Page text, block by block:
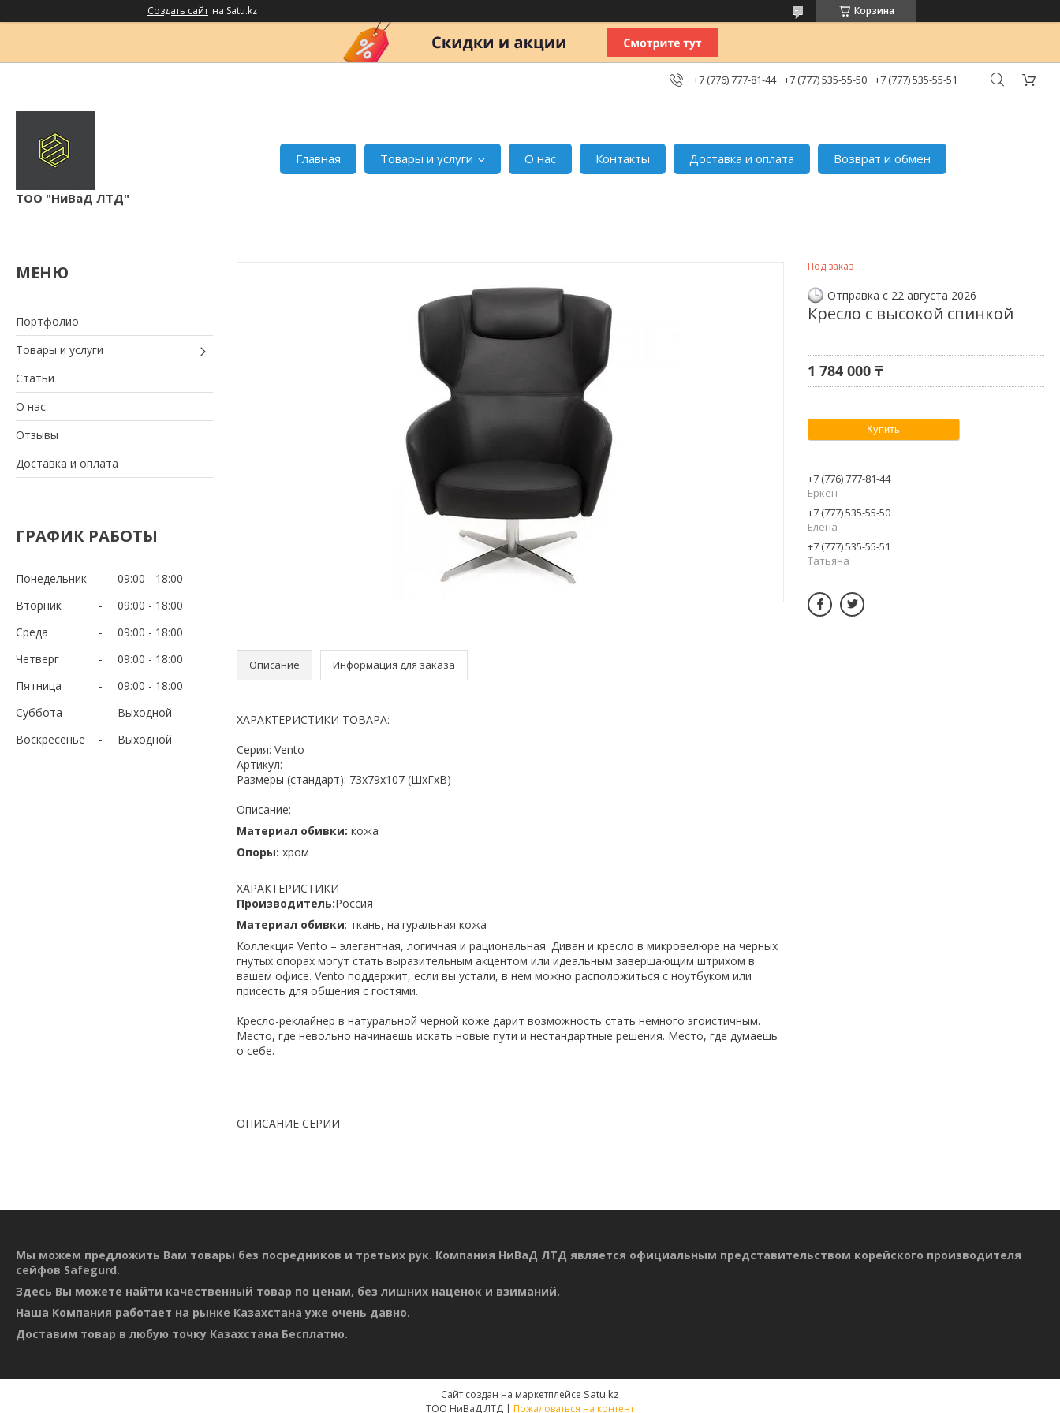
Создать сайт на Satu.kz Корзина
+7 (776) 777-81-44 +7 (777) 535-55-50 +7 (777) 535-55-51
ТОО "НиВаД ЛТД"
Главная Товары и услуги О нас Контакты Доставка и оплата Возврат и обмен
Портфолио
Товары и услуги
Статьи
О нас
Отзывы
Доставка и оплата
ГРАФИК РАБОТЫ
Понедельник 09:00
18:00
Вторник
09:00
18:00
Среда
09:00
18:00
Четверг
09:00
18:00
Пятница
09:00
18:00
Суббота
Выходной
Воскресенье
Выходной
Описание Информация для заказа
ХАРАКТЕРИСТИКИ ТОВАРА:
Серия: Vento
Артикул:
Размеры (стандарт): 73x79x107 (ШхГхВ)
Описание:
Материал обивки: кожа
Опоры: хром
ХАРАКТЕРИСТИКИ
Производитель:Россия
Материал обивки: ткань, натуральная кожа
Коллекция Vento – элегантная, логичная и рациональная. Диван и кресло в микровелюре на черных
гнутых опорах могут стать выразительным акцентом или идеальным завершающим штрихом в
вашем офисе. Vento поддержит, если вы устали, в нем можно расположиться с ноутбуком или
присесть для общения с гостями.
Кресло-реклайнер в натуральной черной коже дарит возможность стать немного эгоистичным.
Место, где невольно начинаешь искать новые пути и нестандартные решения. Место, где думаешь
о себе.
ОПИСАНИЕ СЕРИИ
Под заказ
Отправка с 22 августа 2026
Кресло с высокой спинкой
1 784 000 ₸
Купить
+7 (776) 777-81-44
Еркен
+7 (777) 535-55-50
Елена
+7 (777) 535-55-51
Татьяна
Мы можем предложить Вам товары без посредников и третьих рук. Компания НиВаД ЛТД является официальным представительством корейского производителя
сейфов Safegurd.
Здесь Вы можете найти качественный товар по ценам, без лишних наценок и взиманий.
Наша Компания работает на рынке Казахстана уже очень давно.
Доставим товар в любую точку Казахстана Бесплатно.
Сайт создан на маркетплейсе Satu.kz
ТОО НиВаД ЛТД | Пожаловаться на контент